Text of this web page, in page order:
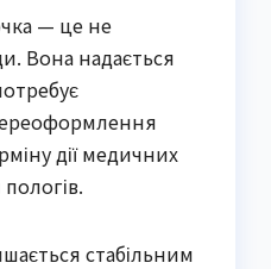
— це не
Вона надається
дії медичних
стабільним